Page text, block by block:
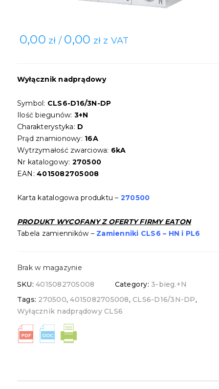
0,00 zł / 0,00 zł z VAT
Wyłącznik nadprądowy
Symbol: CLS6-D16/3N-DP
Ilość biegunów: 3+N
Charakterystyka: D
Prąd znamionowy: 16A
Wytrzymałość zwarciowa: 6kA
Nr katalogowy: 270500
EAN:4015082705008
Karta katalogowa produktu – 270500
PRODUKT WYCOFANYZ OFERTY FIRMY EATON
Tabela zamienników – Zamienniki CLS6 – HN i PL6
Brak w magazynie
SKU:4015082705008 Category:3-bieg.+N
Tags: 270500,4015082705008,CLS6-D16/3N-DP,
Wyłącznik nadprądowy CLS6